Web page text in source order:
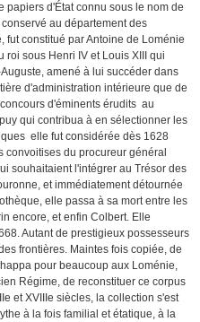
papiers d'État connu sous le nom de
au département des
constitué par Antoine de Loménie
sous Henri IV et Louis XIII qui
amené à lui succéder dans
d'administration intérieure que de
d'éminents érudits  au
qui contribua à en sélectionner les
 elle fut considérée dès 1628
convoitises du procureur général
souhaitaient l'intégrer au Trésor des
et immédiatement détournée
elle passa à sa mort entre les
encore, et enfin Colbert. Elle
Autant de prestigieux possesseurs
frontières. Maintes fois copiée, de
pour beaucoup aux Loménie,
Régime, de reconstituer ce corpus
et XVIIIe siècles, la collection s'est
à la fois familial et étatique, à la